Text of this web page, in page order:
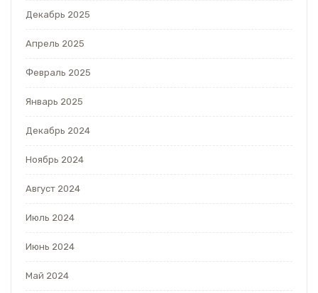
Декабрь 2025
Апрель 2025
Февраль 2025
Январь 2025
Декабрь 2024
Ноябрь 2024
Август 2024
Июль 2024
Июнь 2024
Май 2024